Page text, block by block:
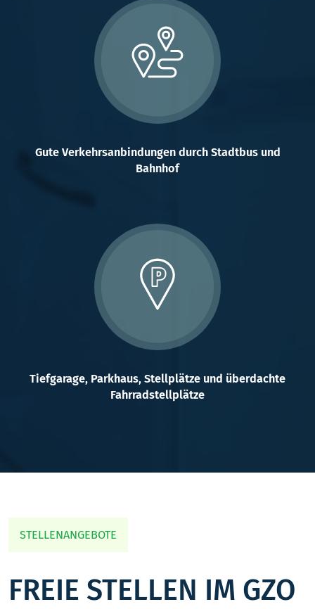
Gute Verkehrsanbindungen durch Stadtbus und
Bahnhof
Tiefgarage, Parkhaus, Stellplätze und überdachte
Fahrradstellplätze
STELLENANGEBOTE
FREIE STELLEN IM GZO